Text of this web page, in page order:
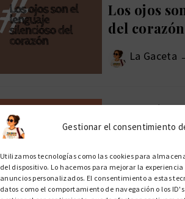
Gestionar el consentimiento
Utilizamos tecnologías como las cookies para
del dispositivo. Lo hacemos para mejorar la
anuncios personalizados. El consentimiento a estas
datos como el comportamiento de navegación o los
Los ojos
del corazón
La Gaceta
FOTOGRAFÍA
Todos
primer
vino.